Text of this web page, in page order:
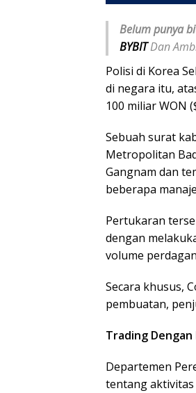
Belum punya
BYBITDan
Polisi di Korea
di negara itu,
100 miliar WON
Sebuah surat
Metropolitan
Gangnam dan
beberapa
Pertukaran
dengan
volume
Secara khusus,
pembuatan,
Trading
Departemen
tentang aktivitas